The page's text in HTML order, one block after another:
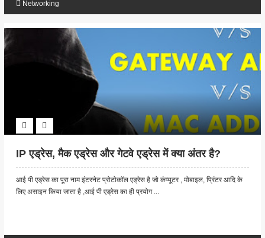
Networking
IP एड्रेस, मैक एड्रेस और गेटवे एड्रेस में क्या अंतर है?
आई पी एड्रेस का पूरा नाम इंटरनेट प्रोटोकॉल एड्रेस है जो कंप्यूटर , मोबाइल, प्रिंटर आदि के
लिए असाइन किया जाता है ,आई पी एड्रेस का ही प्रयोग ...